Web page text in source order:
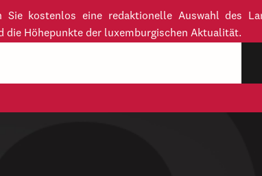
Sie kostenlos eine redaktionelle Auswahl des
die Höhepunkte der luxemburgischen Aktualität.